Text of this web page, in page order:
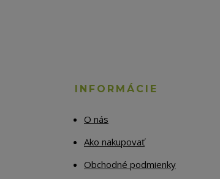
INFORMÁCIE
O nás
Ako nakupovať
Obchodné podmienky